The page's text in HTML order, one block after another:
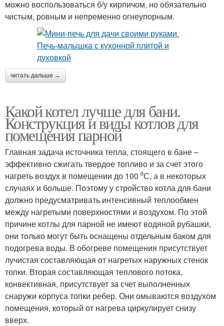
можно воспользоваться б/у кирпичом, но обязательно
чистым, ровным и непременно огнеупорным.
читать дальше →
Какой котел лучше для бани.
Конструкция и виды котлов для
помещения парной
Главная задача источника тепла, стоящего в бане –
эффективно сжигать твердое топливо и за счет этого
нагреть воздух в помещении до 100 ⁰С, а в некоторых
случаях и больше. Поэтому у стройство котла для бани
должно предусматривать интенсивный теплообмен
между нагретыми поверхностями и воздухом. По этой
причине котлы для парной не имеют водяной рубашки,
они только могут быть оснащены отдельным баком для
подогрева воды. В обогреве помещения присутствует
лучистая составляющая от нагретых наружных стенок
топки. Вторая составляющая теплового потока,
конвективная, присутствует за счет выполненных
снаружи корпуса топки ребер. Они омываются воздухом
помещения, который от нагрева циркулирует снизу
вверх.